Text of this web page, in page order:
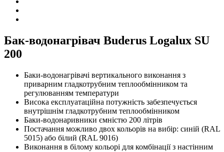
quantity
Бак-водонагрівач Buderus Logalux SU
200
Баки-водонагрівачі вертикального виконання з
приварним гладкотрубним теплообмінником та
регулюванням температури
Висока експлуатаційна потужність забезпечується
внутрішнім гладкотрубним теплообмінником
Баки-водонаривники ємністю 200 літрів
Постачання можливо двох кольорів на вибір: синій (RAL
5015) або білий (RAL 9016)
Виконання в білому кольорі для комбінації з настінним